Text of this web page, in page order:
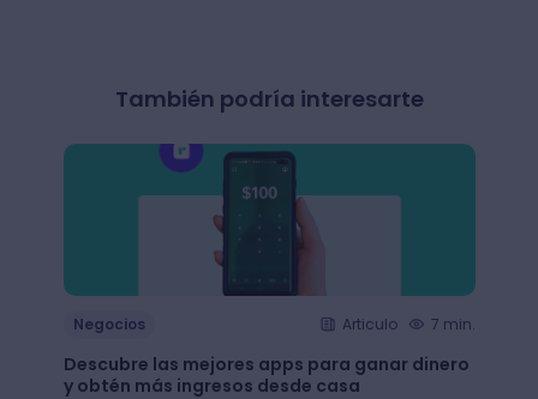
También podría interesarte
Negocios Articulo 7 min.
Descubre las mejores apps para ganar dinero
y obtén más ingresos desde casa